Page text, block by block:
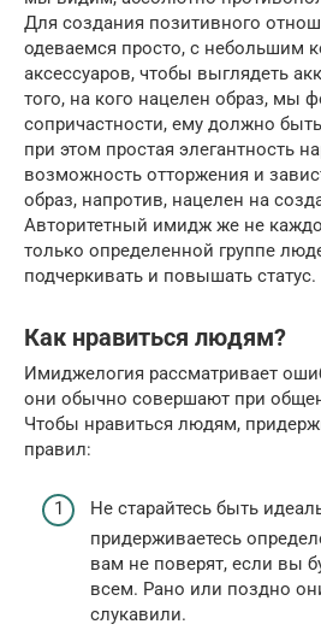
Для создания позитивного
одеваемся просто, с небольшим
аксессуаров, чтобы выглядеть
того, на кого нацелен образ, мы
сопричастности, ему должно
при этом простая элегантность
возможность отторжения и
образ, напротив, нацелен на
Авторитетный имидж же не
только определенной группе
подчеркивать и повышать статус.
Как нравиться людям?
Имиджелогия рассматривает
они обычно совершают при
Чтобы нравиться людям,
правил:
Не старайтесь быть
придерживаетесь
вам не поверят, если вы
всем. Рано или поздно
слукавили.